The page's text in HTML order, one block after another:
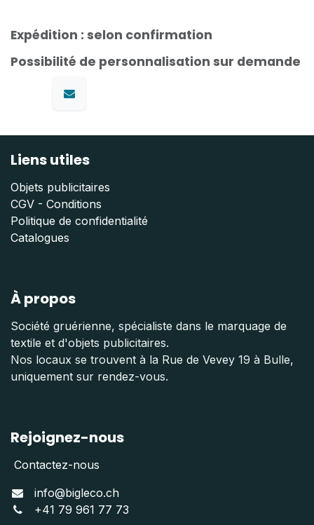
Expédition : selon confirmation
Possibilité de personnalisation sur demande
Liens utiles
Objets publicitaires
CGV - Conditions
Politique de confidentialité
Catalogues
À propos
Société gruérienne, spécialiste dans le marquage de
textile et d'objets publicitaires.
Nos locaux se trouvent à la Rue de Vevey 19 à Bulle,
uniquement sur rendez-vous.
Rejoignez-nous
Contactez-nous
info@bigleco.ch
+41 79 961 77 73